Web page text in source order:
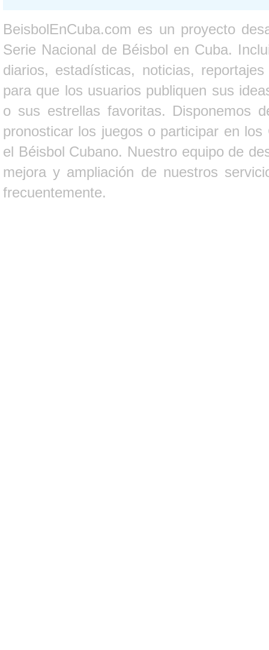
BeisbolEnCuba.com es un proyecto
Serie Nacional de Béisbol en Cuba.
diarios, estadísticas, noticias,
para que los usuarios publiquen sus
o sus estrellas favoritas. Disponemos
pronosticar los juegos o participar en
el Béisbol Cubano. Nuestro equipo de
mejora y ampliación de nuestros
frecuentemente.